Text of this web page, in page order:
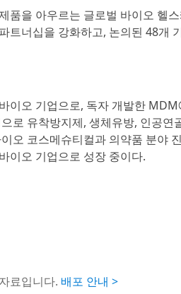
품을 아우르는 글로벌 바이오 헬
너십을 강화하고, 논의된 48개
이오 기업으로, 독자 개발한
로 유착방지제, 생체유방, 인공연
오 코스메슈티컬과 의약품 분야
이오 기업으로 성장 중이다.
료입니다. 배포 안내 >